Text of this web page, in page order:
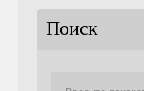
Поиск